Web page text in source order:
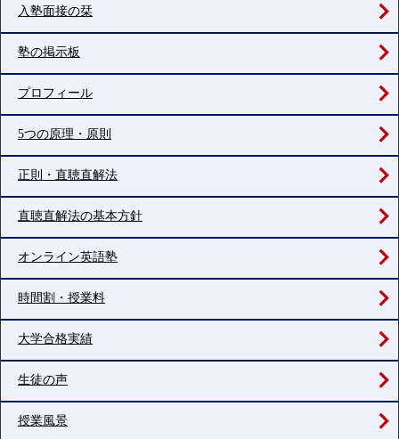
入塾面接の栞
塾の掲示板
プロフィール
5つの原理・原則
正則・直聴直解法
直聴直解法の基本方針
オンライン英語塾
時間割・授業料
大学合格実績
生徒の声
授業風景